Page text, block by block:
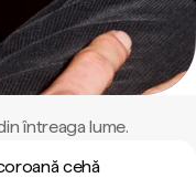
întreaga lume.
cehă